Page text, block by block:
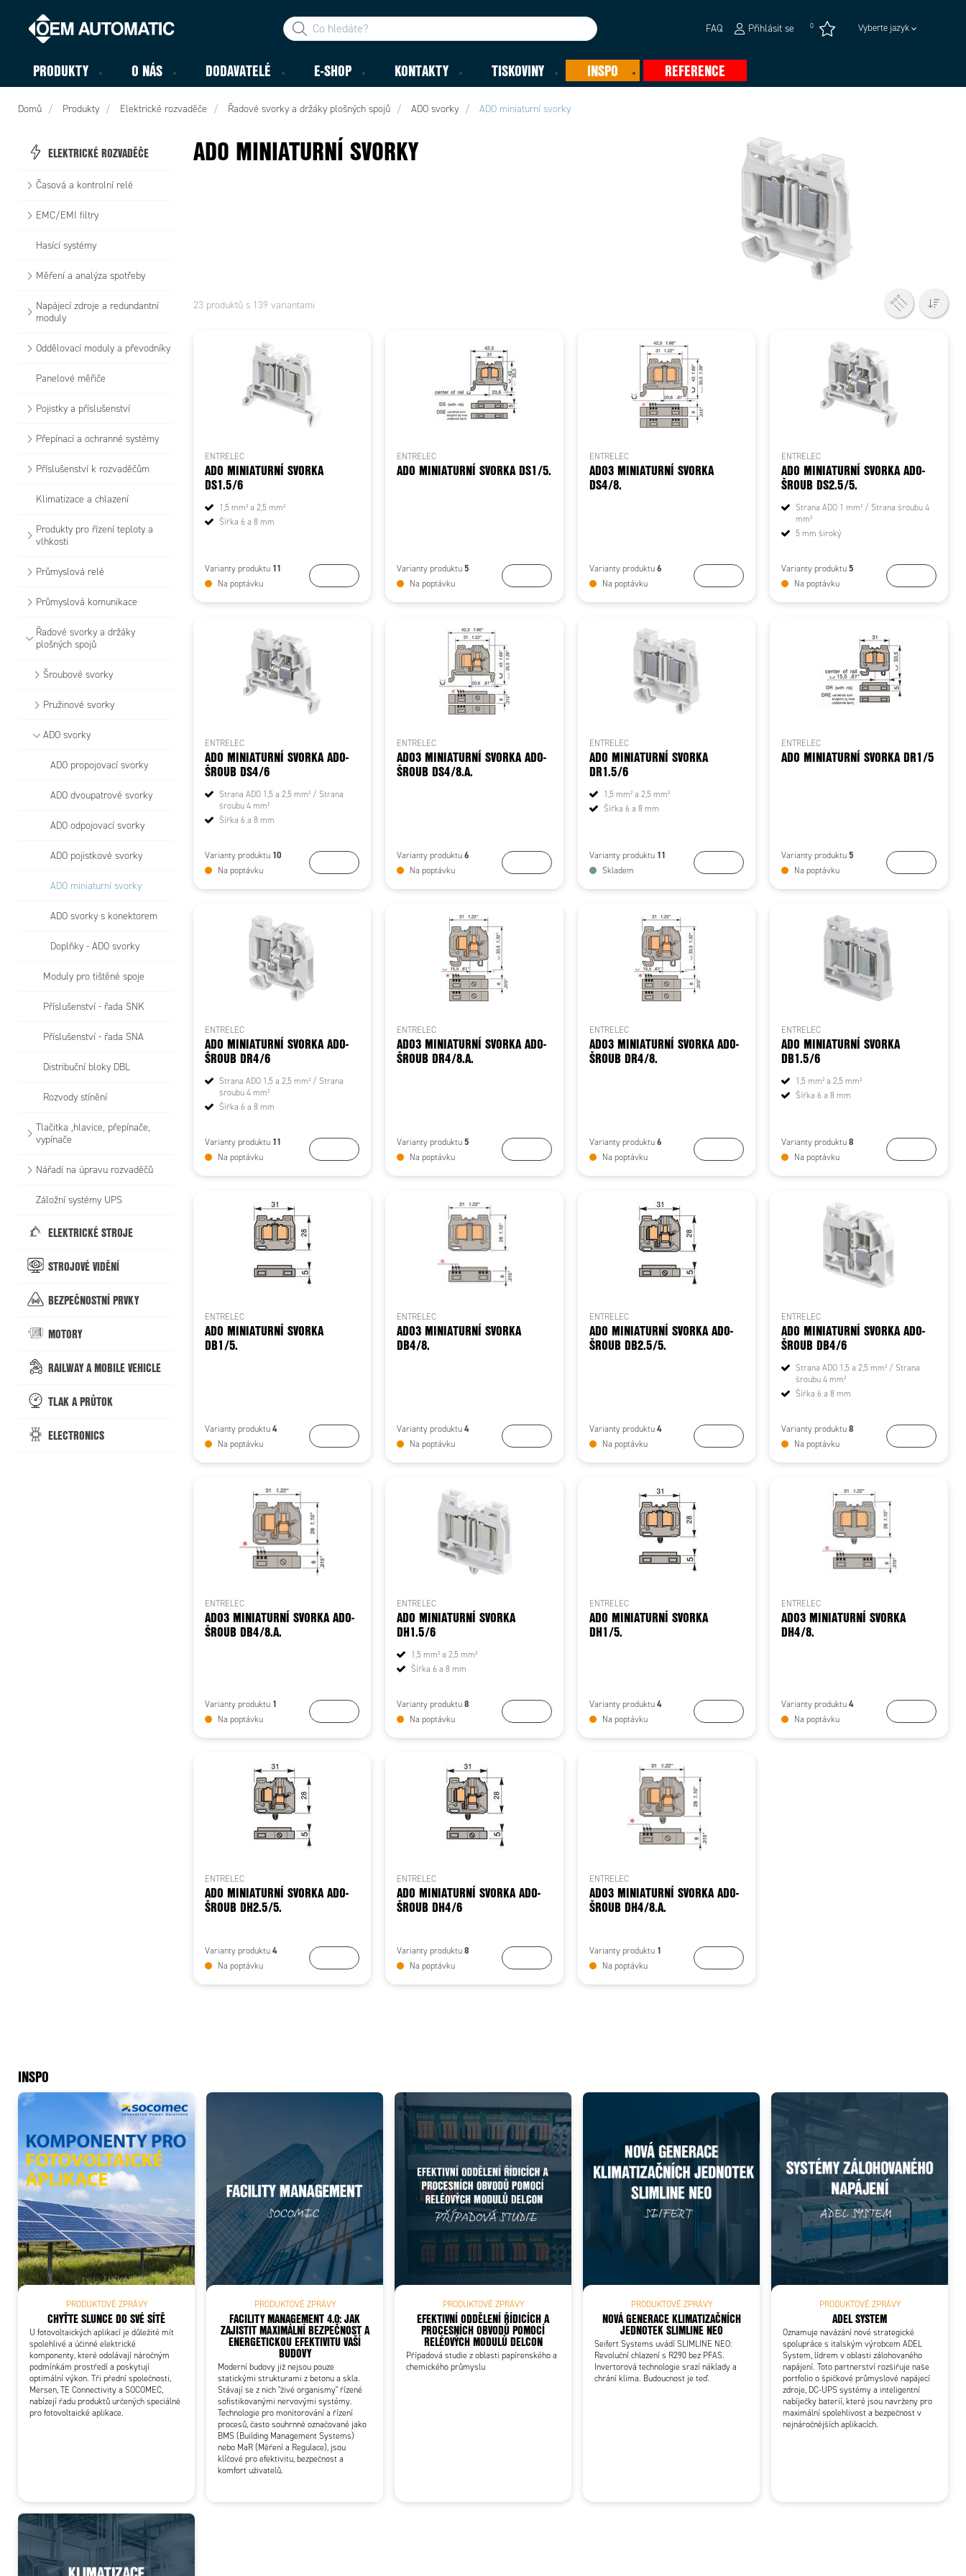
FAQ Přihlásit se 0 Vyberte jazyk
PRODUKTY O NÁS DODAVATELÉ E-SHOP KONTAKTY TISKOVINY INSPO REFERENCE
Domů Produkty Elektrické rozvaděče Řadové svorky a držáky plošných spojů ADO svorky ADO miniaturní svorky
ELEKTRICKÉ ROZVADĚČE
Časová a kontrolní relé
EMC/EMI filtry
Hasící systémy
Měření a analýza spotřeby
Napájecí zdroje a redundantní
moduly
Oddělovací moduly a převodníky
Panelové měřiče
Pojistky a příslušenství
Přepínací a ochranné systémy
Příslušenství k rozvaděčům
Klimatizace a chlazení
Produkty pro řízení teploty a
vlhkosti
Průmyslová relé
Průmyslová komunikace
Řadové svorky a držáky
plošných spojů
Šroubové svorky
Pružinové svorky
ADO svorky
ADO propojovací svorky
ADO dvoupatrové svorky
ADO odpojovací svorky
ADO pojistkové svorky
ADO miniaturní svorky
ADO svorky s konektorem
Doplňky - ADO svorky
Moduly pro tištěné spoje
Příslušenství - řada SNK
Příslušenství - řada SNA
Distribuční bloky DBL
Rozvody stínění
Tlačitka ,hlavice, přepínače,
vypínače
Nářadí na úpravu rozvaděčů
Záložní systémy UPS
ELEKTRICKÉ STROJE
STROJOVÉ VIDĚNÍ
BEZPEČNOSTNÍ PRVKY
MOTORY
RAILWAY A MOBILE VEHICLE
TLAK A PRŮTOK
ELECTRONICS
ADO MINIATURNÍ SVORKY
23 produktů s 139 variantami
ENTRELEC
ADO MINIATURNÍ SVORKA
DS1.5/6
1,5 mm² a 2,5 mm²
Šířka 6 a 8 mm
Varianty produktu 11
Na poptávku
ENTRELEC
ADO MINIATURNÍ SVORKA DS1/5.
Varianty produktu5
Na poptávku
ENTRELEC
ADO3 MINIATURNÍ SVORKA
DS4/8.
Varianty produktu 6
Na poptávku
ENTRELEC
ADO MINIATURNÍ SVORKA ADO-
ŠROUB DS2.5/5.
Strana ADO 1 mm² / Strana šroubu 4
mm²
5 mm široký
Varianty produktu5
Na poptávku
ENTRELEC
ADO MINIATURNÍ SVORKA ADO-
ŠROUB DS4/6
Strana ADO 1,5 a 2,5 mm² / Strana
šroubu 4 mm²
Šířka 6 a 8 mm
Varianty produktu 10
Na poptávku
ENTRELEC
ADO3 MINIATURNÍ SVORKA ADO-
ŠROUB DS4/8.A.
Varianty produktu6
Na poptávku
ENTRELEC
ADO MINIATURNÍ SVORKA
DR1.5/6
1,5 mm² a 2,5 mm²
Šířka 6 a 8 mm
Varianty produktu 11
Skladem
ENTRELEC
ADO MINIATURNÍ SVORKA DR1/5
Varianty produktu5
Na poptávku
ENTRELEC
ADO MINIATURNÍ SVORKA ADO-
ŠROUB DR4/6
Strana ADO 1,5 a 2,5 mm² / Strana
šroubu 4 mm²
Šířka 6 a 8 mm
Varianty produktu 11
Na poptávku
ENTRELEC
ADO3 MINIATURNÍ SVORKA ADO-
ŠROUB DR4/8.A.
Varianty produktu5
Na poptávku
ENTRELEC
ADO3 MINIATURNÍ SVORKA ADO-
ŠROUB DR4/8.
Varianty produktu 6
Na poptávku
ENTRELEC
ADO MINIATURNÍ SVORKA
DB1.5/6
1,5 mm² a 2,5 mm²
Šířka 6 a 8 mm
Varianty produktu8
Na poptávku
ENTRELEC
ADO MINIATURNÍ SVORKA
DB1/5.
Varianty produktu 4
Na poptávku
ENTRELEC
ADO3 MINIATURNÍ SVORKA
DB4/8.
Varianty produktu4
Na poptávku
ENTRELEC
ADO MINIATURNÍ SVORKA ADO-
ŠROUB DB2.5/5.
Varianty produktu 4
Na poptávku
ENTRELEC
ADO MINIATURNÍ SVORKA ADO-
ŠROUB DB4/6
Strana ADO 1,5 a 2,5 mm² / Strana
šroubu 4 mm²
Šířka 6 a 8 mm
Varianty produktu8
Na poptávku
ENTRELEC
ADO3 MINIATURNÍ SVORKA ADO-
ŠROUB DB4/8.A.
Varianty produktu 1
Na poptávku
ENTRELEC
ADO MINIATURNÍ SVORKA
DH1.5/6
1,5 mm² a 2,5 mm²
Šířka 6 a 8 mm
Varianty produktu8
Na poptávku
ENTRELEC
ADO MINIATURNÍ SVORKA
DH1/5.
Varianty produktu 4
Na poptávku
ENTRELEC
ADO3 MINIATURNÍ SVORKA
DH4/8.
Varianty produktu4
Na poptávku
ENTRELEC
ADO MINIATURNÍ SVORKA ADO-
ŠROUB DH2.5/5.
Varianty produktu 4
Na poptávku
ENTRELEC
ADO MINIATURNÍ SVORKA ADO-
ŠROUB DH4/6
Varianty produktu8
Na poptávku
ENTRELEC
ADO3 MINIATURNÍ SVORKA ADO-
ŠROUB DH4/8.A.
Varianty produktu 1
Na poptávku
INSPO
PRODUKTOVÉ ZPRÁVY
CHYŤTE SLUNCE DO SVÉ SÍTĚ
U fotovoltaických aplikací je důležité mít
spolehlivé a účinné elektrické
komponenty, které odolávají náročným
podmínkám prostředí a poskytují
optimální výkon. Tři přední společnosti,
Mersen, TE Connectivity a SOCOMEC,
nabízejí řadu produktů určených speciálně
pro fotovoltaické aplikace.
PRODUKTOVÉ ZPRÁVY
FACILITY MANAGEMENT 4.0: JAK
ZAJISTIT MAXIMÁLNÍ BEZPEČNOST A
ENERGETICKOU EFEKTIVITU VAŠÍ
BUDOVY
Moderní budovy již nejsou pouze
statickými strukturami z betonu a skla.
Stávají se z nich "živé organismy" řízené
sofistikovanými nervovými systémy.
Technologie pro monitorování a řízení
procesů, často souhrnně označované jako
BMS (Building Management Systems)
nebo MaR (Měření a Regulace), jsou
klíčové pro efektivitu, bezpečnost a
komfort uživatelů.
PRODUKTOVÉ ZPRÁVY
EFEKTIVNÍ ODDĚLENÍ ŘÍDICÍCH A
PROCESNÍCH OBVODŮ POMOCÍ
RELÉOVÝCH MODULŮ DELCON
Případová studie z oblasti papírenského a
chemického průmyslu
PRODUKTOVÉ ZPRÁVY
NOVÁ GENERACE KLIMATIZAČNÍCH
JEDNOTEK SLIMLINE NEO
Seifert Systems uvádí SLIMLINE NEO:
Revoluční chlazení s R290 bez PFAS.
Invertorová technologie srazí náklady a
chrání klima. Budoucnost je teď.
PRODUKTOVÉ ZPRÁVY
ADEL SYSTEM
Oznamuje navázání nové strategické
spolupráce s italským výrobcem ADEL
System, lídrem v oblasti zálohovaného
napájení. Toto partnerství rozšiřuje naše
portfolio o špičkové průmyslové napájecí
zdroje, DC-UPS systémy a inteligentní
nabíječky baterií, které jsou navrženy pro
maximální spolehlivost a bezpečnost v
nejnáročnějších aplikacích.